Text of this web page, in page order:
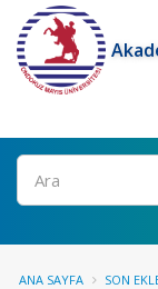
Ara
ANA SAYFA SON